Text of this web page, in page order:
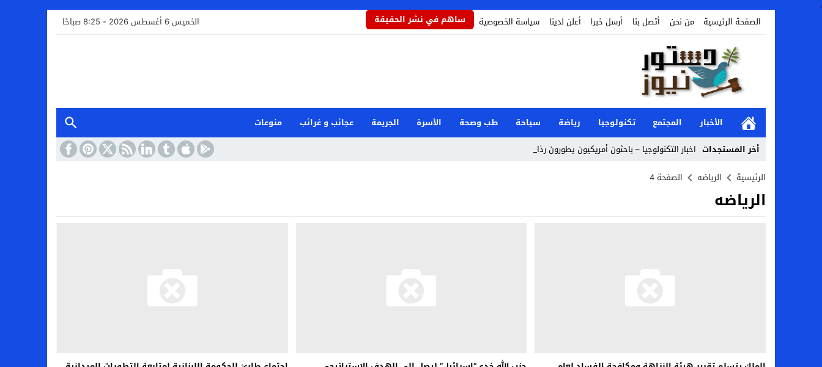
.
الصفحة الرئيسية
من نحن أتصل بنا أرسل خبرا أعلن لدينا سياسة الخصوصية ساهم في نشر الحقيقة الخميس 6 أغسطس 2026 - 8:25 صباحًا
الأخبار المجتمع تكنولوجيا رياضة سياحة طب وصحة الأسرة الجريمة عجائب و غرائب
منوعات
أخر المستجدات اخبار التكنولوجيا – باحثون أمريكيون يطورون رذاذاً ي _
Stop
الرئيسية الرياضه الصفحة 4
الرياضه